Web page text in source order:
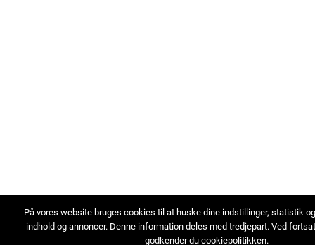
På vores website bruges cookies til at huske dine indstillinger, statistik
indhold og annoncer. Denne information deles med tredjepart. Ved
godkender du cookiepolitikken.